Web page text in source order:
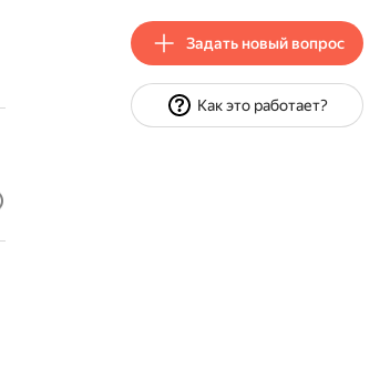
Задать новый вопрос
Как это работает?